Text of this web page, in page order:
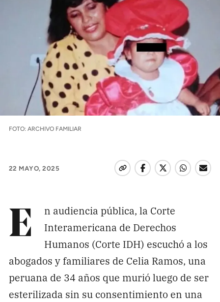
Entrevistas
Opinión
Biblioterapia
Cartas y réplicas
APÓYANOS
Pon tu lupa sobre lo
que importa
Dona aquí
SÍGUENOS
FOTO: ARCHIVO FAMILIAR
22 MAYO, 2025
E
n audiencia pública, la Corte
Interamericana de Derechos
Humanos (Corte IDH) escuchó a los
abogados y familiares de Celia Ramos, una
peruana de 34 años que murió luego de ser
esterilizada sin su consentimiento en una